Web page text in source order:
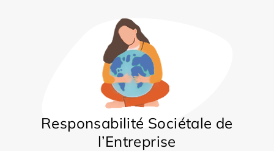
Responsabilité Sociétale de
l’Entreprise